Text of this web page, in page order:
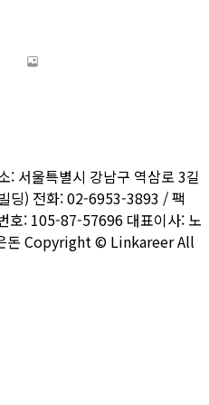
: 서울특별시 강남구 역삼로 3길
딩) 전화: 02-6953-3893 / 팩
호: 105-87-57696 대표이사: 노
돈 Copyright © Linkareer All